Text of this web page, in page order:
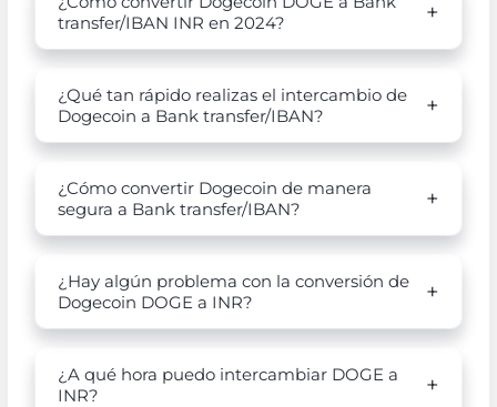
transfer/IBAN INR en 2024?
¿Qué tan rápido realizas el intercambio de
Dogecoin a Bank transfer/IBAN?
¿Cómo convertir Dogecoin de manera
segura a Bank transfer/IBAN?
¿Hay algún problema con la conversión de
Dogecoin DOGE a INR?
¿A qué hora puedo intercambiar DOGE a
INR?